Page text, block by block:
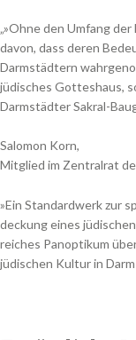
„»Ohne den Umfang
davon, dass deren
Darmstädtern
jüdisches Gotteshaus,
Darmstädter Sakral-
Salomon Korn,
Mitglied im Zentralrat
»Ein Standardwerk zur
deckung eines
reiches Panoptikum
jüdischen Kultur in